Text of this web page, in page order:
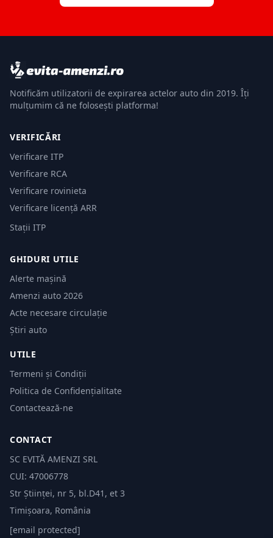
Notificăm utilizatorii de expirarea actelor auto din 2019. Îți
mulțumim că ne folosești platforma!
VERIFICĂRI
Verificare ITP
Verificare RCA
Verificare rovinieta
Verificare licență ARR
Stații ITP
GHIDURI UTILE
Alerte mașină
Amenzi auto 2026
Acte necesare circulație
Știri auto
UTILE
Termeni și Condiții
Politica de Confidențialitate
Contactează-ne
CONTACT
SC EVITĂ AMENZI SRL
CUI: 47006778
Str Științei, nr 5, bl.D41, et 3
Timișoara, România
[email protected]